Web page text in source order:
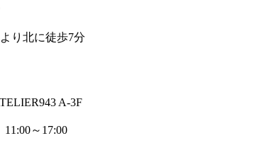
り北に徒歩7分
A-3F
～17:00